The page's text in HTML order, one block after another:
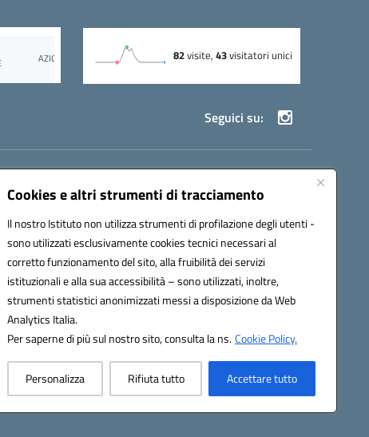
Cookies e altri strumenti di tracciamento
Il nostro Istituto non utilizza strumenti di profilazione degli utenti -
sono utilizzati esclusivamente cookies tecnici necessari al
corretto funzionamento del sito, alla fruibilità dei servizi
istituzionali e alla sua accessibilità – sono utilizzati, inoltre,
strumenti statistici anonimizzati messi a disposizione da Web
Analytics Italia.
Per saperne di più sul nostro sito, consulta la ns.Cookie Policy.
Personalizza Rifiuta tutto Accettare tutto
Seguici su: